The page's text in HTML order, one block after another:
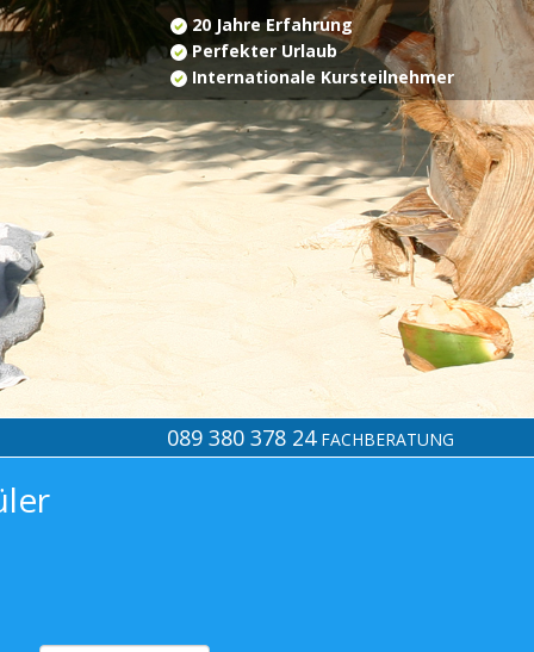
20 Jahre Erfahrung
Perfekter Urlaub
Internationale Kursteilnehmer
089 380 378 24 FACHBERATUNG